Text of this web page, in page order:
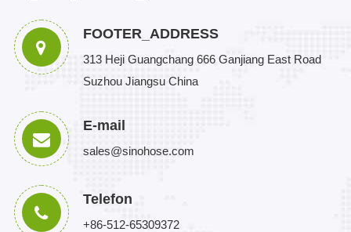
FOOTER_ADDRESS
313 Heji Guangchang 666 Ganjiang East Road
Suzhou Jiangsu China
E-mail
sales@sinohose.com
Telefon
+86-512-65309372